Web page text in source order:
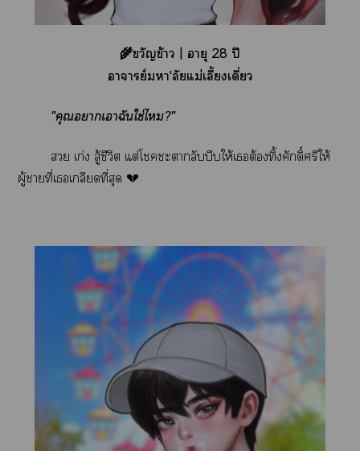
🌾ขวัญข้าว | อายุ 28 ปี
อาจารย์มหา'ลัยแม่เลี้ยงเดี่ยว
"คุณาเาฉันใช่ไ?"
 เก่ง สู้ชีวิต แต่โะากลับบีบให้เต้องทิ้งศักดิ์ศรีให้
ผู้าที่เเกลียดที่สุด 💔